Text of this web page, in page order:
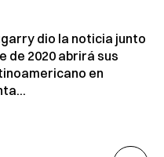
dio la noticia junto
de 2020 abrirá sus
en